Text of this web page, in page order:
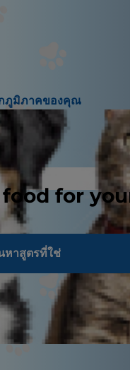
ภูมิภาคของคุณ
for
หาสูตรที่ใช่